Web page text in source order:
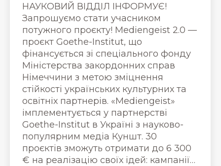
НАУКОВИЙ ВІДДІЛ ІНФОРМУЄ!
Запрошуємо стати учасником
потужного проєкту! Mediengeist 2.0 —
проєкт Goethe-Institut, що
фінансується зі спеціального фонду
Міністерства закордонних справ
Німеччини з метою зміцнення
стійкості українських культурних та
освітніх партнерів. «Mediengeist»
імплементується у партнерстві
Goethe-Institut в Україні з науково-
популярним медіа Куншт. 30
проєктів зможуть отримати до 6 300
€ на реалізацію своїх ідей: кампанії…